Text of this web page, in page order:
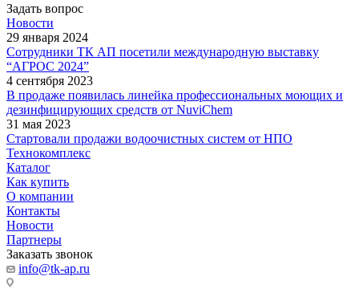
Задать вопрос
Новости
29 января 2024
Сотрудники ТК АП посетили международную выставку
“АГРОС 2024”
4 сентября 2023
В продаже появилась линейка профессиональных моющих и
дезинфицирующих средств от NuviChem
31 мая 2023
Стартовали продажи водоочистных систем от НПО
Технокомплекс
Каталог
Как купить
О компании
Контакты
Новости
Партнеры
Заказать звонок
info@tk-ap.ru